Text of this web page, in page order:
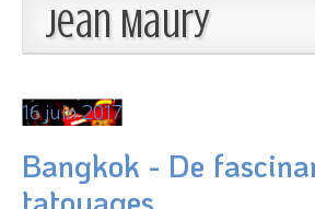
Jean Maury
16 juin 2017
Bangkok - De